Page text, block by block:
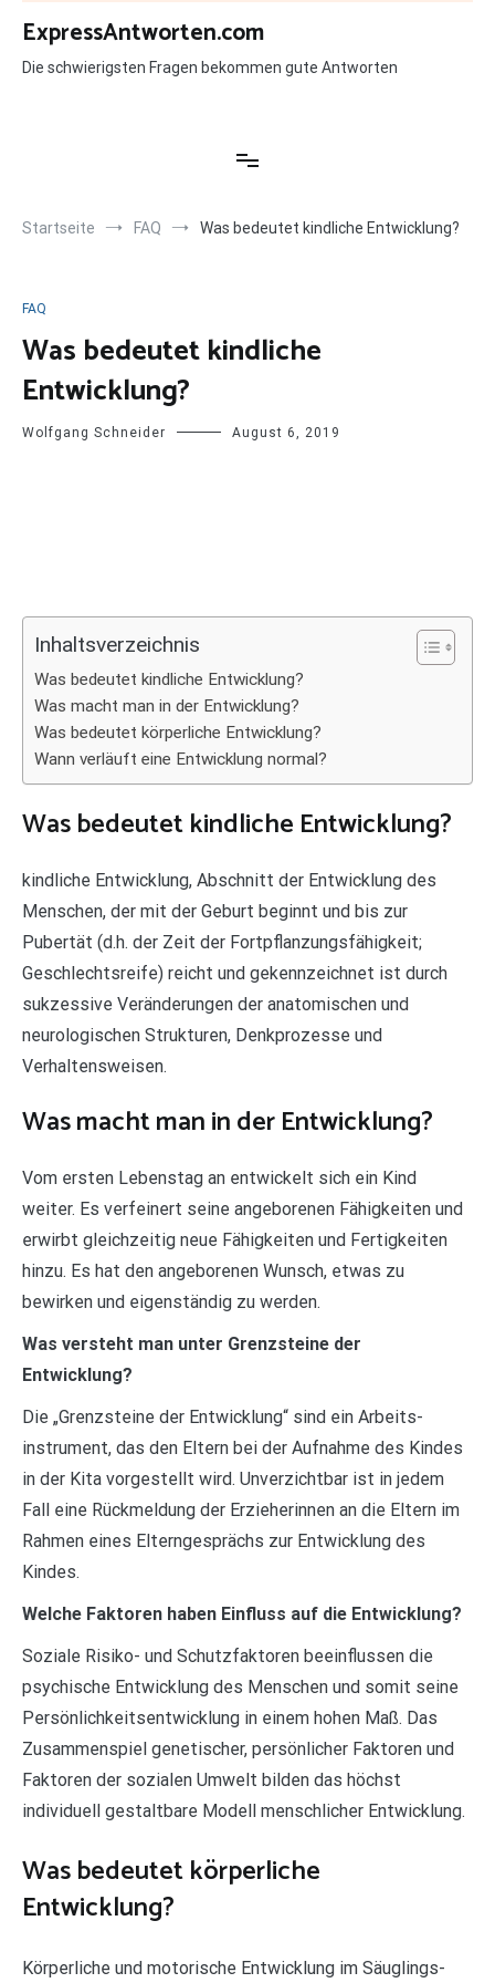
Zum
Inhalt
springen
ExpressAntworten.com
Die schwierigsten Fragen bekommen gute Antworten
Startseite FAQ Was bedeutet kindliche Entwicklung?
FAQ
Was bedeutet kindliche
Entwicklung?
Wolfgang Schneider August 6, 2019
Inhaltsverzeichnis
Was bedeutet kindliche Entwicklung?
Was macht man in der Entwicklung?
Was bedeutet körperliche Entwicklung?
Wann verläuft eine Entwicklung normal?
Was bedeutet kindliche Entwicklung?
kindliche Entwicklung, Abschnitt der Entwicklung des
Menschen, der mit der Geburt beginnt und bis zur
Pubertät (d.h. der Zeit der Fortpflanzungsfähigkeit;
Geschlechtsreife) reicht und gekennzeichnet ist durch
sukzessive Veränderungen der anatomischen und
neurologischen Strukturen, Denkprozesse und
Verhaltensweisen.
Was macht man in der Entwicklung?
Vom ersten Lebenstag an entwickelt sich ein Kind
weiter. Es verfeinert seine angeborenen Fähigkeiten und
erwirbt gleichzeitig neue Fähigkeiten und Fertigkeiten
hinzu. Es hat den angeborenen Wunsch, etwas zu
bewirken und eigenständig zu werden.
Was versteht man unter Grenzsteine der
Entwicklung?
Die „Grenzsteine der Entwicklung“ sind ein Arbeits-
instrument, das den Eltern bei der Aufnahme des Kindes
in der Kita vorgestellt wird. Unverzichtbar ist in jedem
Fall eine Rückmeldung der Erzieherinnen an die Eltern im
Rahmen eines Elterngesprächs zur Entwicklung des
Kindes.
Welche Faktoren haben Einfluss auf die Entwicklung?
Soziale Risiko- und Schutzfaktoren beeinflussen die
psychische Entwicklung des Menschen und somit seine
Persönlichkeitsentwicklung in einem hohen Maß. Das
Zusammenspiel genetischer, persönlicher Faktoren und
Faktoren der sozialen Umwelt bilden das höchst
individuell gestaltbare Modell menschlicher Entwicklung.
Was bedeutet körperliche
Entwicklung?
Körperliche und motorische Entwicklung im Säuglings-